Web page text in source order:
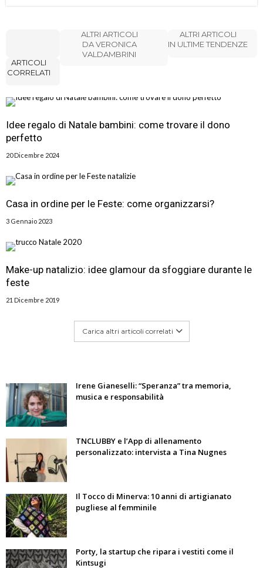
ARTICOLI
CORRELATI
ALTRI ARTICOLI
DA VERONICA
VALDAMBRINI
ALTRI ARTICOLI
IN ULTIME TENDENZE
Idee regalo di Natale bambini: come trovare il dono
perfetto
20 Dicembre 2024
Casa in ordine per le Feste: come organizzarsi?
3 Gennaio 2023
Make-up natalizio: idee glamour da sfoggiare durante le
feste
21 Dicembre 2019
Carica altri articoli correlati
Irene Gianeselli: “Speranza” tra memoria,
musica e responsabilità
TNCLUBBY e l’App di allenamento
personalizzato: intervista a Tina Nugnes
Il Tocco di Minerva: 10 anni di artigianato
pugliese al femminile
Porty, la startup che ripara i vestiti come il
Kintsugi